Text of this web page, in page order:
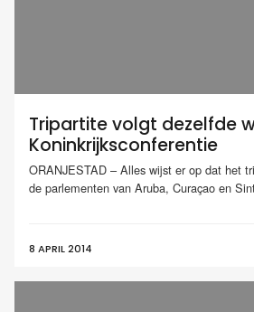
Tripartite volgt dezelfde
Koninkrijksconferentie
ORANJESTAD – Alles wijst er op dat het
de parlementen van Aruba, Curaçao en
8 APRIL 2014